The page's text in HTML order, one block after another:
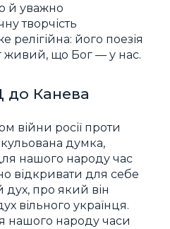
й уважно
творчість
його поезія
живий, що Бог — у нас.
Канева
війни росії проти
думка,
нашого народу час
відкривати для себе
про який він
вільного українця.
нашого народу часи